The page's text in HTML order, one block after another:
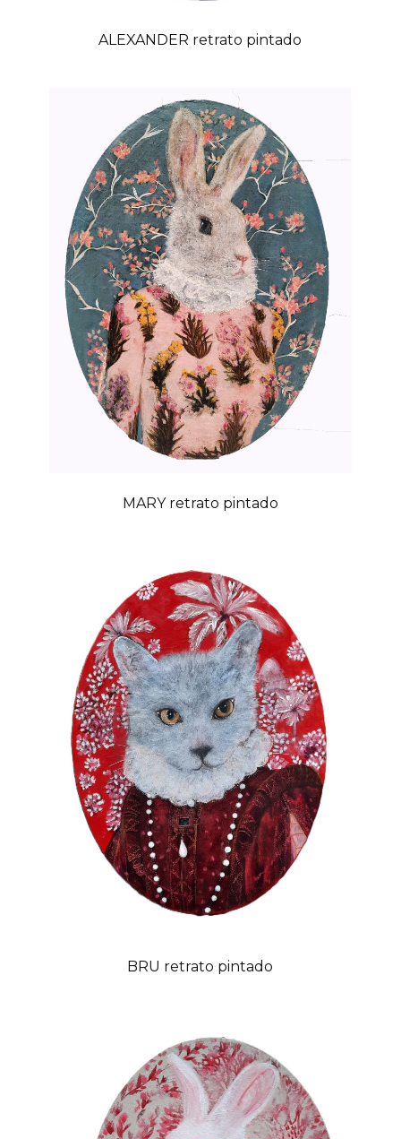
ALEXANDER retrato pintado
MARY retrato pintado
BRU retrato pintado